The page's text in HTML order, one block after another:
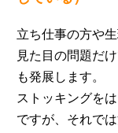
立ち仕事の方や
見た目の問題だ
も発展します。
ストッキングを
ですが、それで